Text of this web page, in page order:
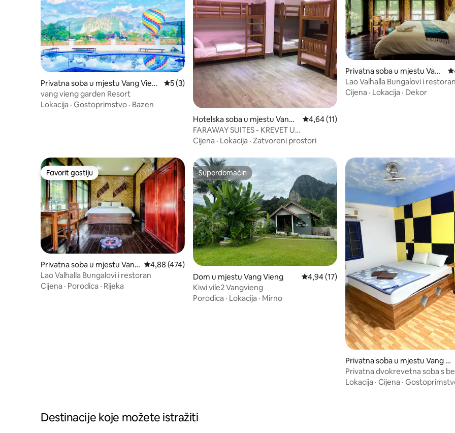
Privatna soba u mjestu Vang Vien
g
Prosječna ocjena: 5 od 5, recenzija: 3
5 (3)
vang vieng garden Resort
Lokacija · Gostoprimstvo · Bazen
Hotelska soba u mjestu Vang
Vieng
Prosječna ocjena: 4,64 od 5, recenzija: 11
4,64 (11)
FARAWAY SUITES - KREVET U
SPAVAONICI
Cijena · Lokacija · Zatvoreni prostori
Privatna soba u mjestu Vang
Vieng
Lao Valhalla Bungalovi i restoran
Cijena · Lokacija · Dekor
Favorit gostiju
Favorit gostiju
Privatna soba u mjestu Vang
Vieng
Prosječna ocjena: 4,88 od 5, recenzija: 474
4,88 (474)
Lao Valhalla Bungalovi i restoran
Cijena · Porodica · Rijeka
Superdomaćin
Superdomaćin
Dom u mjestu Vang Vieng Prosječna ocjena: 4,94 od 5, recenzija: 17
4,94 (17)
Kiwi vile2 Vangvieng
Porodica · Lokacija · Mirno
Privatna soba u mjestu Vang Vi
eng
Privatna dvokrevetna soba s
doručkom – bazen 50 m
Lokacija · Cijena ·
Destinacije koje možete istražiti